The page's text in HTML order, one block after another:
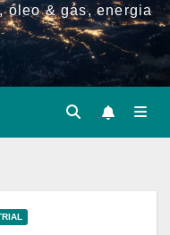
óleo & gás, energia